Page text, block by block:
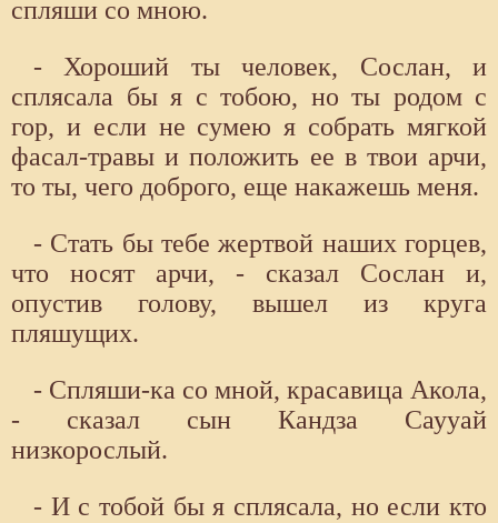
спляши со мною.
- Хороший ты человек, Сослан, и
сплясала бы я с тобою, но ты родом с
гор, и если не сумею я собрать мягкой
фасал-травы и положить ее в твои арчи,
то ты, чего доброго, еще накажешь меня.
- Стать бы тебе жертвой наших горцев,
что носят арчи, - сказал Сослан и,
опустив голову, вышел из круга
пляшущих.
- Спляши-ка со мной, красавица Акола,
- сказал сын Кандза Саууай
низкорослый.
- И с тобой бы я сплясала, но если кто